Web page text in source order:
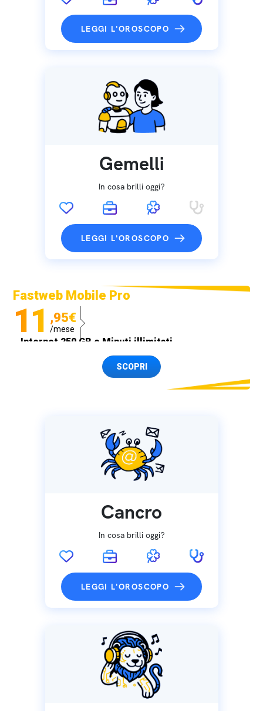
LEGGI L'OROSCOPO
Gemelli
In cosa brilli oggi?
LEGGI L'OROSCOPO
Fastweb Mobile Pro
11 ,95€
/mese
Internet 250 GB e Minuti illimitati
Spedizione SIM GRATISSCOPRI
Cancro
In cosa brilli oggi?
LEGGI L'OROSCOPO